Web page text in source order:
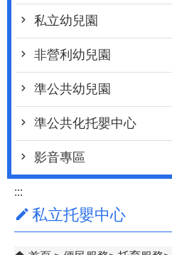
私立幼兒園
非營利幼兒園
準公共幼兒園
準公共化托嬰中心
影音專區
:::
私立托嬰中心